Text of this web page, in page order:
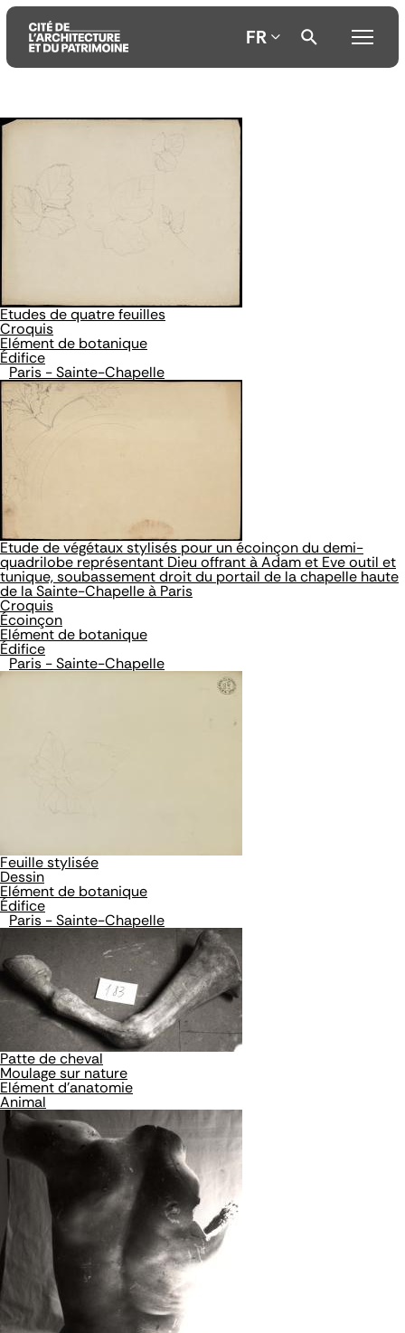
contenu
FR
Etudes de quatre feuilles
Croquis
Elément de botanique
Édifice
Paris - Sainte-Chapelle
Etude de végétaux stylisés pour un écoinçon du demi-
quadrilobe représentant Dieu offrant à Adam et Eve outil et
tunique, soubassement droit du portail de la chapelle haute
de la Sainte-Chapelle à Paris
Croquis
Écoinçon
Elément de botanique
Édifice
Paris - Sainte-Chapelle
Feuille stylisée
Dessin
Elément de botanique
Édifice
Paris - Sainte-Chapelle
Patte de cheval
Moulage sur nature
Elément d'anatomie
Animal